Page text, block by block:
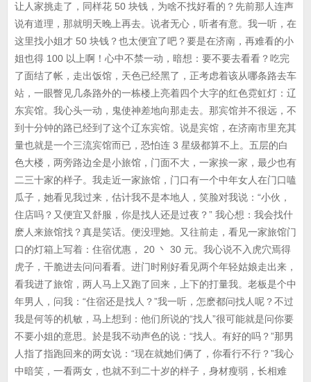
让人家挑走了，同样花 50 块钱，为啥不找好看的？先前那人连声
说有道理，那就明天晚上再去。说者无心，听者有意。我一听，在
这里找小姐才 50 块钱？也太便宜了吧？要是在济南，再难看的小
姐也得 100 以上啊！心中不禁一动，暗想：要不要去看看？吃完
了面结了帐，走出饭馆，天色已经黑了，正考虑着该从哪条路去车
站，一眼瞥见几条路外的一栋楼上亮着四个大字的红色霓虹灯：辽
东宾馆。我心头一动，鬼使神差地向那走去。那宾馆并不很远，不
到十分钟的路已经到了这个辽东宾馆。说是宾馆，在济南市里充其
量也就是一个三流宾馆而已，恐怕连 3 星级都算不上。五层的白
色大楼，两旁路边全是小旅馆，门面不大，一家挨一家，最少也有
二三十家的样子。我走近一家旅馆，门口有一个中年女人在门口嗑
瓜子，她看见我过来，估计我不是本地人，笑脸对我说：“小伙，
住店吗？又便宜又舒服，你是找人还是过夜？” 我心想：我会找什
麽人来旅馆找？真是笑话。便没理她。又往前走，看见一家旅馆门
口的灯箱上写着：住宿优惠， 20 丶 30 元。我心说不入虎穴焉得
虎子，干脆进去问问看看。进门时刚好看见两个年轻姑娘走出来，
看我进了旅馆，两人马上又跑了回来，上下的打量我。老板是个中
年男人，问我：“住宿还是找人？”我一听，怎麽都问找人呢？不过
我是何等的机敏，马上想到：他们所说的“找人”很可能就是问你要
不要小姐的意思。於是我不动声色的说：“找人。有好的吗？”那男
人指了指跑回来的两女说：“现在就她们俩了，你看行不行？”我心
中暗笑，一看两女，也就不到二十岁的样子，身材瘦弱，长相难